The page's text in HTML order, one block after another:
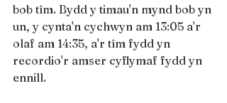
bob tîm. Bydd y timau'n mynd bob yn
un, y cynta'n cychwyn am 13:05 a'r
olaf am 14:35, a'r tîm fydd yn
recordio'r amser cyflymaf fydd yn
ennill.